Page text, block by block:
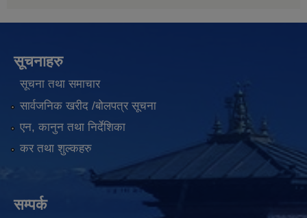
सूचनाहरु
सूचना तथा समाचार
सार्वजनिक खरीद /बोलपत्र सूचना
एन, कानुन तथा निर्देशिका
कर तथा शुल्कहरु
सम्पर्क